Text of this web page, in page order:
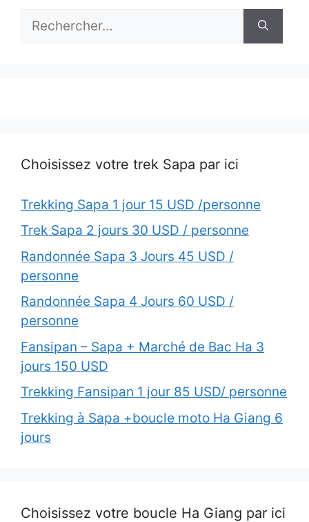
Rechercher :
Choisissez votre trek Sapa par ici
Trekking Sapa 1 jour 15 USD /personne
Trek Sapa 2 jours 30 USD / personne
Randonnée Sapa 3 Jours 45 USD /
personne
Randonnée Sapa 4 Jours 60 USD /
personne
Fansipan – Sapa + Marché de Bac Ha 3
jours 150 USD
Trekking Fansipan 1 jour 85 USD/ personne
Trekking à Sapa +boucle moto Ha Giang 6
jours
Choisissez votre boucle Ha Giang par ici